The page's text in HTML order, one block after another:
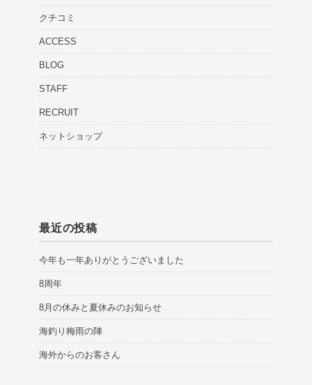
クチコミ
ACCESS
BLOG
STAFF
RECRUIT
ネットショップ
最近の投稿
今年も一年ありがとうございました
8周年
8月の休みと夏休みのお知らせ
海釣り梅雨の陣
海外からのお客さん